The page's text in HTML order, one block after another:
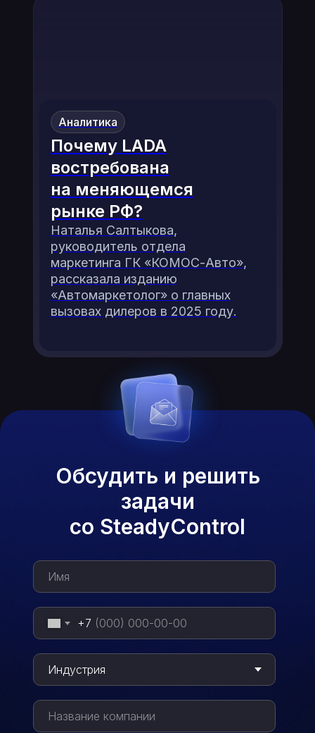
Аналитика
Почему LADA
востребована
на меняющемся
рынке РФ?
Наталья Салтыкова,
руководитель отдела
маркетинга ГК «КОМОС-Авто»,
рассказала изданию
«Автомаркетолог» о главных
вызовах дилеров в 2025 году.
+7
Обсудить и решить
задачи
со SteadyControl